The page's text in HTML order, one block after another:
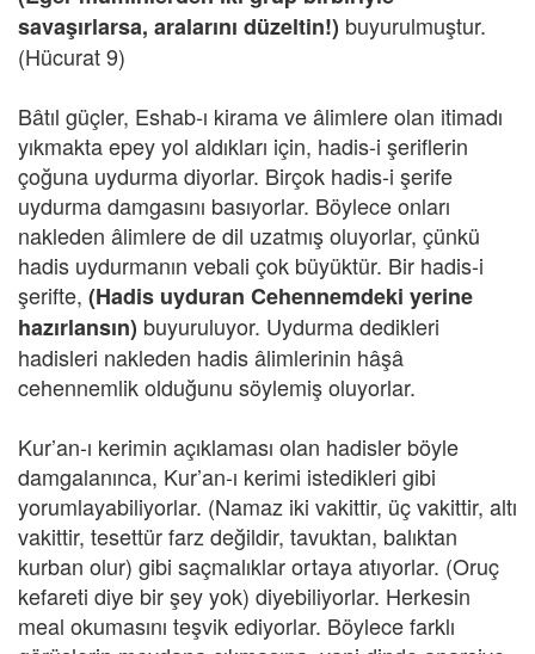
savaşırlarsa, aralarını düzeltin!) buyurulmuştur.
(Hücurat 9)
Bâtıl güçler, Eshab-ı kirama ve âlimlere olan itimadı
yıkmakta epey yol aldıkları için, hadis-i şeriflerin
çoğuna uydurma diyorlar. Birçok hadis-i şerife
uydurma damgasını basıyorlar. Böylece onları
nakleden âlimlere de dil uzatmış oluyorlar, çünkü
hadis uydurmanın vebali çok büyüktür. Bir hadis-i
şerifte, (Hadis uyduran Cehennemdeki yerine
hazırlansın) buyuruluyor. Uydurma dedikleri
hadisleri nakleden hadis âlimlerinin hâşâ
cehennemlik olduğunu söylemiş oluyorlar.
Kur’an-ı kerimin açıklaması olan hadisler böyle
damgalanınca, Kur’an-ı kerimi istedikleri gibi
yorumlayabiliyorlar. (Namaz iki vakittir, üç vakittir, altı
vakittir, tesettür farz değildir, tavuktan, balıktan
kurban olur) gibi saçmalıklar ortaya atıyorlar. (Oruç
kefareti diye bir şey yok) diyebiliyorlar. Herkesin
meal okumasını teşvik ediyorlar. Böylece farklı